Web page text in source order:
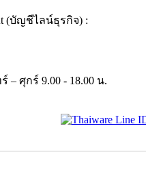
(บัญชีไลน์ธุรกิจ) :
– ศุกร์ 9.00 - 18.00 น.